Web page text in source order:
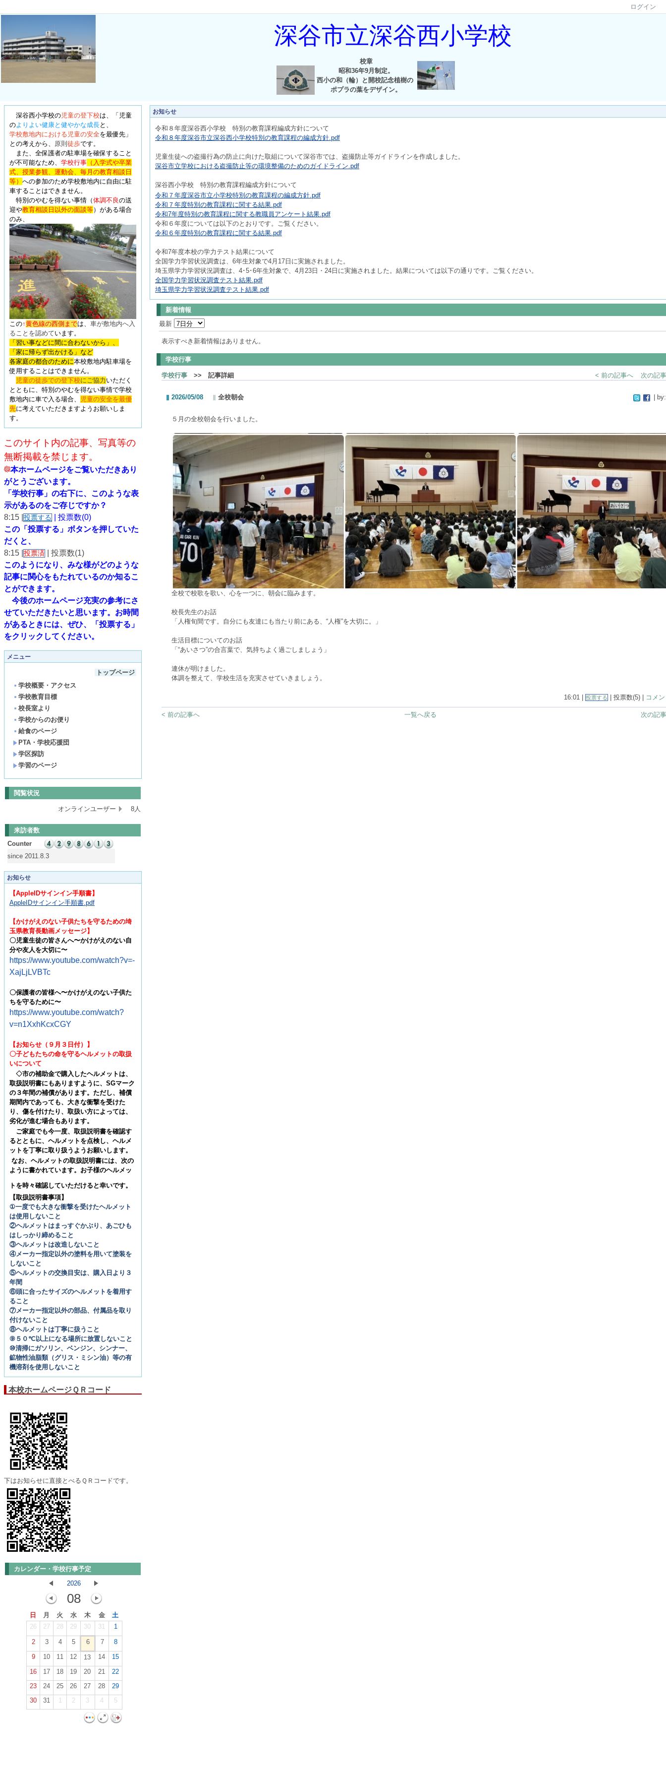
ログイン
深谷市立深谷西小学校
校章
昭和36年9月制定。
西小の和（輪）と開校記念植樹の
ポプラの葉をデザイン。
深谷西小学校の児童の登下校は、
「児童
のよりよい健康と健やかな成長と、
学校敷地内における児童の安全を最優先 」
との考えから、 原則 徒歩です。
また、全保護者の駐車場を確保すること
が不可能なため、 学校行事 （入学式や卒業
式、授業参観、運動会、毎月の教育相談日
等） への参加のため学校敷地内に自由に駐
車することはできません。
特別のやむを得ない事情 （体調不良の送
迎や教育相談日以外の面談等） がある場合
のみ、
この↑黄色線の西側までは、 車が敷地内へ入
ることを認めています。
「習い事などに間に合わないから」、
「家に帰らず出かける」など
各家庭の都合のために本校敷地内駐車場を
使用することはできません。
児童の徒歩での登下校にご協力 いただく
とともに、特別のやむを得ない事情で学校
敷地内に車で入る場合、
児童の安全を最優
先に考えていただきますようお願いしま
す。
このサイト内の記事、写真等の
無断掲載を禁じます。
本ホームページをご覧いただきあり
がとうございます。
「学校行事」の右下に、このような表
示があるのをご存じですか？
8:15 | 投票する
| 投票数(0)
この「投票する」ボタンを押していた
だくと、
8:15 | 投票済
| 投票数(1)
このようになり、 みな様がどのような
記事に関心をもたれているのか知るこ
とができます。
今後のホームページ充実の参考にさ
せていただきたいと思います。 お時間
があるときには、ぜひ、「投票する」
をクリックしてください。
メニュー
トップページ
学校概要・アクセス
学校教育目標
校長室より
学校からのお便り
給食のページ
PTA・学校応援団
学区探訪
学習のページ
閲覧状況
オンラインユーザー 8人
来訪者数
Counter
since 2011.8.3
お知らせ
【AppleIDサインイン手順書】
AppleIDサインイン手順書.pdf
【かけがえのない子供たちを守るための埼
玉県教育長動画メッセージ】
〇児童生徒の皆さんへ〜かけがえのない自
分や友人を大切に〜
https://www.youtube.com/watch?v=-
XajLjLVBTc
〇保護者の皆様へ〜かけがえのない子供た
ちを守るために〜
https://www.youtube.com/watch?
v=n1XxhKcxCGY
【お知らせ（９月３日付）】
〇子どもたちの命を守るヘルメットの取扱
いについて
◇市の補助金で購入したヘルメットは、
取扱説明書にもありますように、 SGマーク
の３年間の補償があります。ただし、補償
期間内であっても、大きな衝撃を受けた
り、傷を付けたり、取扱い方によっては、
劣化が進む場合もあります。
ご家庭でも今一度、取扱説明書を確認す
るとともに、ヘルメットを点検し、ヘルメ
ットを丁寧に取り扱うようお願いします。
なお、ヘルメットの取扱説明書には、次の
ように書かれています。お子様のヘルメッ
トを時々確認していただけると幸いです。
【取扱説明書事項】
①一度でも大きな衝撃を受けたヘルメット
は使用しないこと
②ヘルメットはまっすぐかぶり、あごひも
はしっかり締めること
③ヘルメットは改造しないこと
④メーカー指定以外の塗料を用いて塗装を
しないこと
⑤ヘルメットの交換目安は、購入日より３
年間
⑥頭に合ったサイズのヘルメットを着用す
ること
⑦メーカー指定以外の部品、付属品を取り
付けないこと
⑧ヘルメットは丁寧に扱うこと
⑨５０℃以上になる場所に放置しないこと
⑩清掃にガソリン、ベンジン、シンナー、
鉱物性油脂類（グリス・ミシン油）等の有
機溶剤を使用しないこと
本校ホームページＱＲコード
下はお知らせに直接とべるＱＲコードです。
カレンダー・学校行事予定
2026
08
日 月 火 水 木 金
土
26
27 28 29 30 31 1
2 3 4 5 6 7
8
9
10 11 12 13 14
15
16
17 18 19 20 21
22
23
24 25 26 27 28
29
30
31 1 2 3 4 5
お知らせ
令和８年度深谷西小学校 特別の教育課程編成方針について
令和８年度深谷市立深谷西小学校特別の教育課程の編成方針.pdf
児童生徒への盗撮行為の防止に向けた取組について深谷市では、盗撮防止等ガイドラインを作成しました。
深谷市立学校における盗撮防止等の環境整備のためのガイドライン.pdf
深谷西小学校 特別の教育課程編成方針について
令和７年度深谷市立小学校特別の教育課程の編成方針.pdf
令和７年度特別の教育課程に関する結果.pdf
令和7年度特別の教育課程に関する教職員アンケート結果.pdf
令和６年度については以下のとおりです。ご覧ください。
令和６年度特別の教育課程に関する結果.pdf
令和7年度本校の学力テスト結果について
全国学力学習状況調査は、6年生対象で4月17日に実施されました。
埼玉県学力学習状況調査は、4･5･6年生対象で、4月23日・24日に実施されました。結果については以下の通りです。ご覧ください。
全国学力学習状況調査テスト結果.pdf
埼玉県学力学習状況調査テスト結果.pdf
新着情報
最新
表示すべき新着情報はありません。
学校行事
学校行事 >> 記事詳細 < 前の記事へ 次の記
2026/05/08 全校朝会 | by:
５月の全校朝会を行いました。
全校で校歌を歌い、心を一つに、朝会に臨みます。
校長先生のお話
「人権旬間です。自分にも友達にも当たり前にある、“人権”を大切に。」
生活目標についてのお話
「“あいさつ”の合言葉で、気持ちよく過ごしましょう」
連休が明けました。
体調を整えて、学校生活を充実させていきましょう。
16:01 | 投票する | 投票数(5) | コメ
< 前の記事へ 次の記
一覧へ戻る